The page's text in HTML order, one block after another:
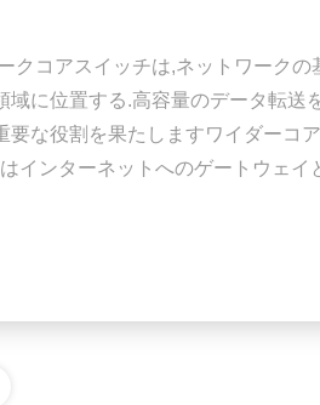
クコアスイッチは,ネットワーク
域に位置する.高容量のデータ転送
要な役割を果たしますワイダーコ
インターネットへのゲートウェ
に転送されるトラフィックを処理